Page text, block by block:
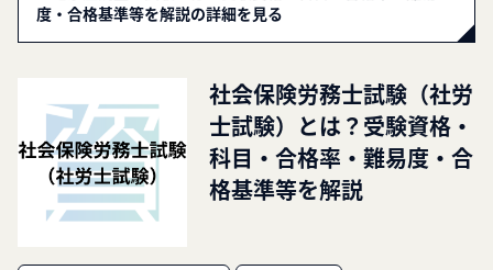
度・合格基準等を解説の詳細を見る
社会保険労務士試験（社労
士試験）とは？受験資格・
科目・合格率・難易度・合
格基準等を解説